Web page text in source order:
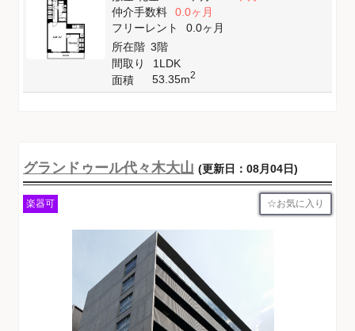
仲介手数料
0.0ヶ月
フリーレント
0.0ヶ月
所在階 3階
間取り
1LDK
面積
53.35m2
グランドゥール代々木大山 (更新日：08月04日)
楽器可 お気に入り